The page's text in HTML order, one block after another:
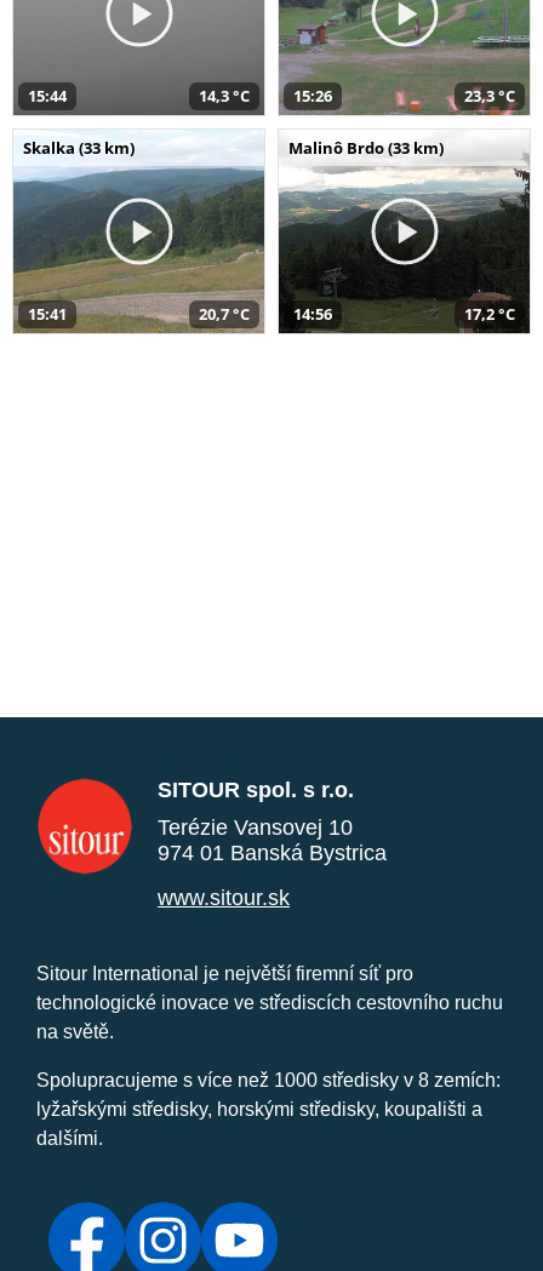
15:44 14,3 °C 15:26 23,3 °C
Skalka (33 km)
15:41 20,7 °C
Malinô Brdo (33 km)
14:56 17,2 °C
SITOUR spol. s r.o.
Terézie Vansovej 10
974 01 Banská Bystrica
www.sitour.sk
Sitour International je největší firemní síť pro
technologické inovace ve střediscích cestovního ruchu
na světě.
Spolupracujeme s více než 1000 středisky v 8 zemích:
lyžařskými středisky, horskými středisky, koupališti a
dalšími.